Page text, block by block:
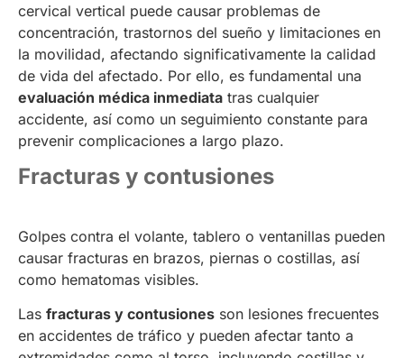
cervical vertical puede causar problemas de
concentración, trastornos del sueño y limitaciones en
la movilidad, afectando significativamente la calidad
de vida del afectado. Por ello, es fundamental una
evaluación médica inmediata tras cualquier
accidente, así como un seguimiento constante para
prevenir complicaciones a largo plazo.
Fracturas y contusiones
Golpes contra el volante, tablero o ventanillas pueden
causar fracturas en brazos, piernas o costillas, así
como hematomas visibles.
Las fracturas y contusiones son lesiones frecuentes
en accidentes de tráfico y pueden afectar tanto a